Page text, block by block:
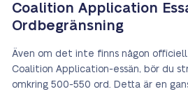
Coalition Application
Ordbegränsning
Även om det inte finns någon
Coalition Application-essän, bör du
omkring 500-550 ord. Detta är en